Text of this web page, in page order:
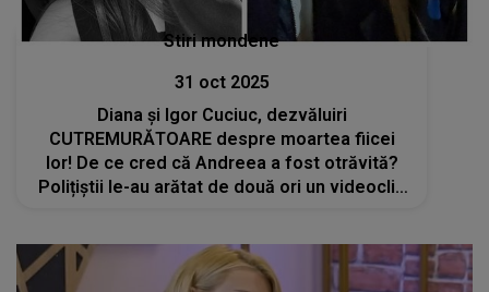
Stiri mondene
31 oct 2025
Diana și Igor Cuciuc, dezvăluiri
CUTREMURĂTOARE despre moartea fiicei
lor! De ce cred că Andreea a fost otrăvită?
Polițiștii le-au arătat de două ori un videoclip